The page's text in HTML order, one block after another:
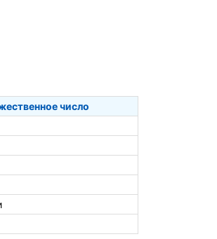
число